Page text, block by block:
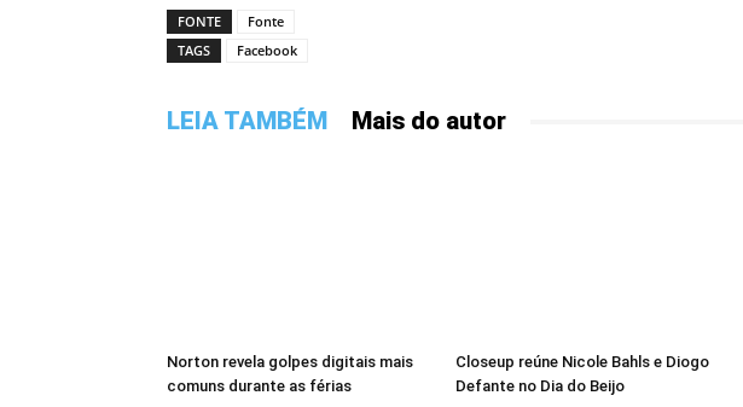
FONTE
Fonte
TAGS
Facebook
LEIA TAMBÉM Mais do autor
Norton revela golpes digitais mais
comuns durante as férias
Closeup reúne Nicole Bahls e Diogo
Defante no Dia do Beijo